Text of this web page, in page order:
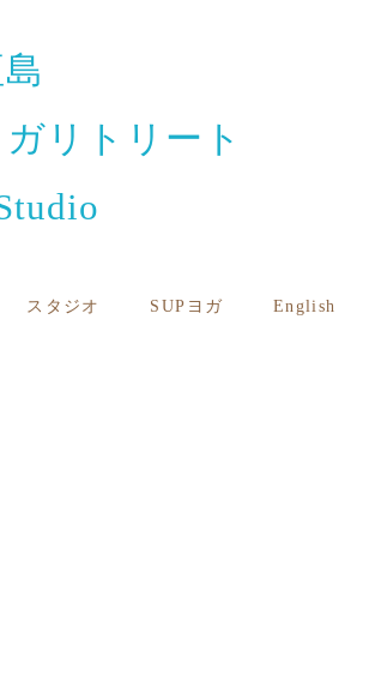
リトリート
スタジオ SUPヨガ English